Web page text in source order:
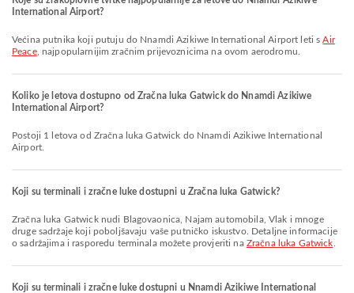
International Airport?
Većina putnika koji putuju do Nnamdi Azikiwe International Airport leti sAir
Peace, najpopularnijim zračnim prijevoznicima na ovom aerodromu.
Koliko je letova dostupno od Zračna luka Gatwick do Nnamdi Azikiwe
International Airport?
Postoji 1 letova od Zračna luka Gatwick do Nnamdi Azikiwe International
Airport.
Koji su terminali i zračne luke dostupni u Zračna luka Gatwick?
Zračna luka Gatwick nudi Blagovaonica, Najam automobila, Vlak i mnoge
druge sadržaje koji poboljšavaju vaše putničko iskustvo. Detaljne informacije
o sadržajima i rasporedu terminala možete provjeriti na Zračna luka Gatwick
Koji su terminali i zračne luke dostupni u Nnamdi Azikiwe International